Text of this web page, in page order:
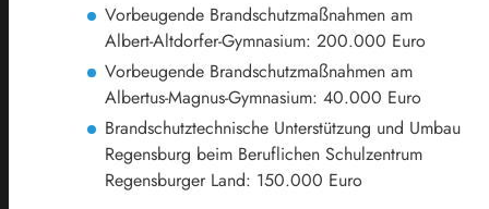
Vorbeugende Brandschutzmaßnahmen am
Albert-Altdorfer-Gymnasium: 200.000 Euro
Vorbeugende Brandschutzmaßnahmen am
Albertus-Magnus-Gymnasium: 40.000 Euro
Brandschutztechnische Unterstützung und Umbau
Regensburg beim Beruflichen Schulzentrum
Regensburger Land: 150.000 Euro